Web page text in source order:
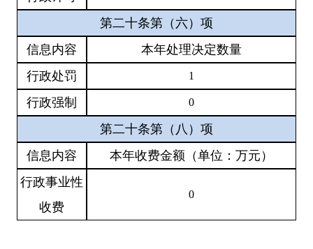
第二十条第（六）项
信息内容
本年处理决定数量
行政处罚
1
行政强制 0
第二十条第（八）项
信息内容
本年收费金额（单位：万元）
行政事业性
收费
0